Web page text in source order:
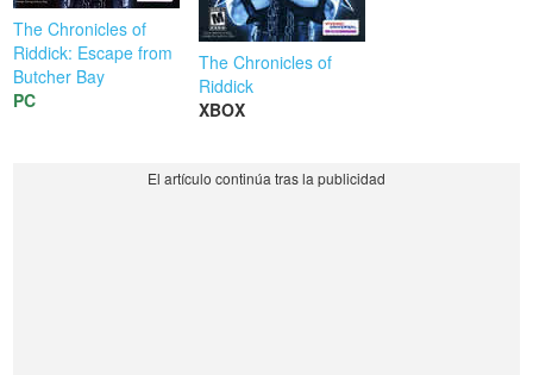
The Chronicles of
Riddick: Escape from
Butcher Bay
PC
The Chronicles of
Riddick
XBOX